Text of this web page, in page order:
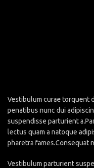
Vestibulum curae torquent
penatibus nunc dui
suspendisse parturient
lectus quam a natoque
pharetra fames.Consequat
Vestibulum parturient